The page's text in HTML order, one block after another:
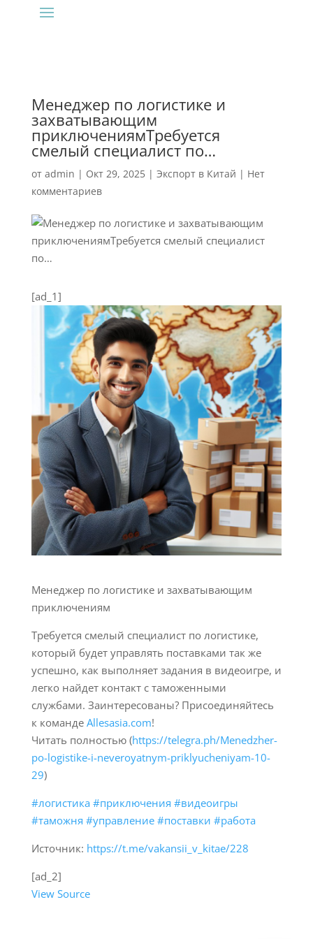
Менеджер по логистике и
захватывающим
приключениямТребуется
смелый специалист по…
от admin | Окт 29, 2025| Экспорт в Китай | Нет
комментариев
[ad_1]
Менеджер по логистике и захватывающим
приключениям
Требуется смелый специалист по логистике,
который будет управлять поставками так же
успешно, как выполняет задания в видеоигре, и
легко найдет контакт с таможенными
службами. Заинтересованы? Присоединяйтесь
к команде Allesasia.com!
Читать полностью (https://telegra.ph/Menedzher-
po-logistike-i-neveroyatnym-priklyucheniyam-10-
29)
#логистика #приключения #видеоигры
#таможня #управление #поставки #работа
Источник: https://t.me/vakansii_v_kitae/228
[ad_2]
View Source